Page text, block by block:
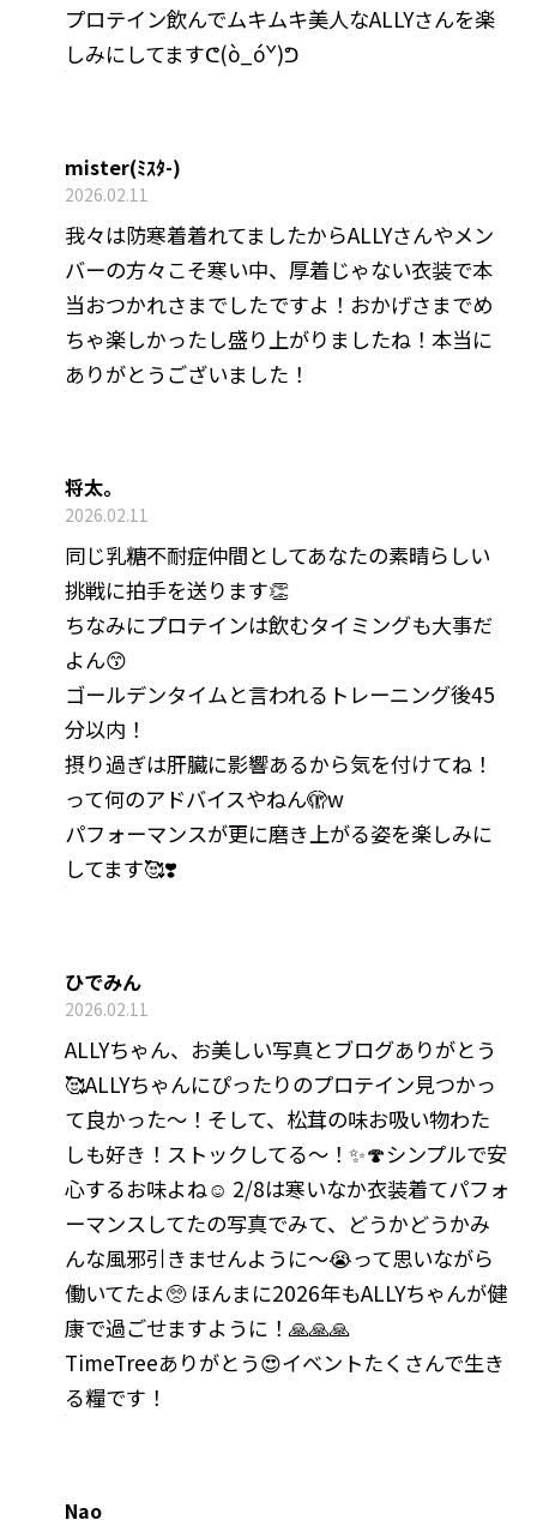
プロテイン飲んでムキムキ美人なALLYさんを楽
しみにしてますᕦ(ò_óˇ)ᕤ
mister(ﾐｽﾀ-)
2026.02.11
我々は防寒着着れてましたからALLYさんやメン
バーの方々こそ寒い中、厚着じゃない衣装で本
当おつかれさまでしたですよ！おかげさまでめ
ちゃ楽しかったし盛り上がりましたね！本当に
ありがとうございました！
将太。
2026.02.11
同じ乳糖不耐症仲間としてあなたの素晴らしい
挑戦に拍手を送ります👏
ちなみにプロテインは飲むタイミングも大事だ
よん😙
ゴールデンタイムと言われるトレーニング後45
分以内！
摂り過ぎは肝臓に影響あるから気を付けてね！
って何のアドバイスやねん🫣w
パフォーマンスが更に磨き上がる姿を楽しみに
してます🥰❣️
ひでみん
2026.02.11
ALLYちゃん、お美しい写真とブログありがとう
🥰ALLYちゃんにぴったりのプロテイン見つかっ
て良かった～！そして、松茸の味お吸い物わた
しも好き！ストックしてる～！✨🍄シンプルで安
心するお味よね☺️ 2/8は寒いなか衣装着てパフォ
ーマンスしてたの写真でみて、どうかどうかみ
んな風邪引きませんように～😭って思いながら
働いてたよ🥺 ほんまに2026年もALLYちゃんが健
康で過ごせますように！🙏🙏🙏
TimeTreeありがとう😍イベントたくさんで生き
る糧です！
Nao